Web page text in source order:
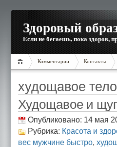
Здоровый
Если не бегаешь, пока здоров,
Комментарии Контакты
худощавое
Худощавое и
Опубликовано: 14 мая
Рубрика: Красота и
вес мужчине быстро,